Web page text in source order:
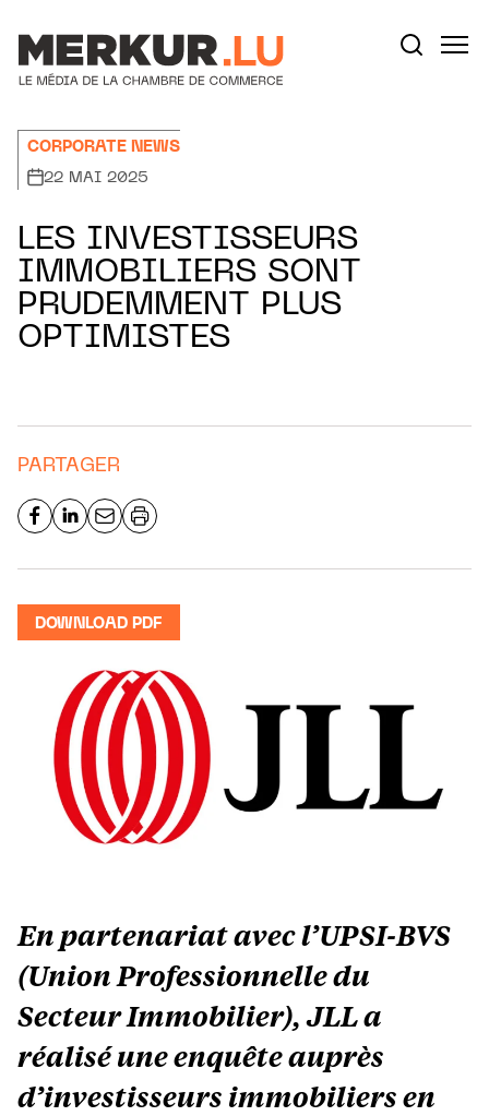
CORPORATE NEWS
22 MAI 2025
LES INVESTISSEURS
IMMOBILIERS SONT
PRUDEMMENT PLUS
OPTIMISTES
PARTAGER
DOWNLOAD PDF
En partenariat avec l’UPSI-BVS
(Union Professionnelle du
Secteur Immobilier), JLL a
réalisé une enquête auprès
d’investisseurs immobiliers en